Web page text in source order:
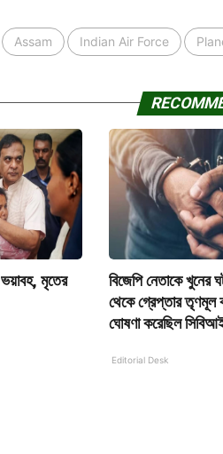
Assam Indian Air Force
মৃতের
বিজেপি নেতাকে খুনের
থেকে গ্রেপ্তার তৃণমূল
ঘোষণা করেছিল
Editorial Desk